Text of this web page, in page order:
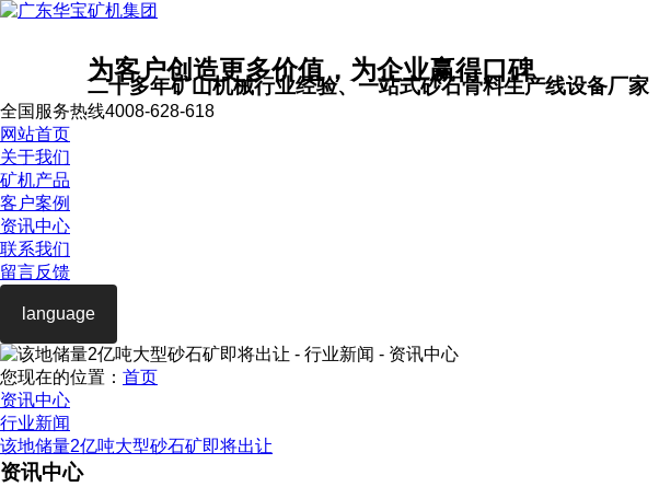
为客户创造更多价值，为企业赢得口碑
二十多年矿山机械行业经验、一站式砂石骨料生产线设备厂家
全国服务热线4008-628-618
网站首页
关于我们
矿机产品
客户案例
资讯中心
联系我们
留言反馈
language
您现在的位置： 首页
资讯中心
行业新闻
该地储量2亿吨大型砂石矿即将出让
资讯中心